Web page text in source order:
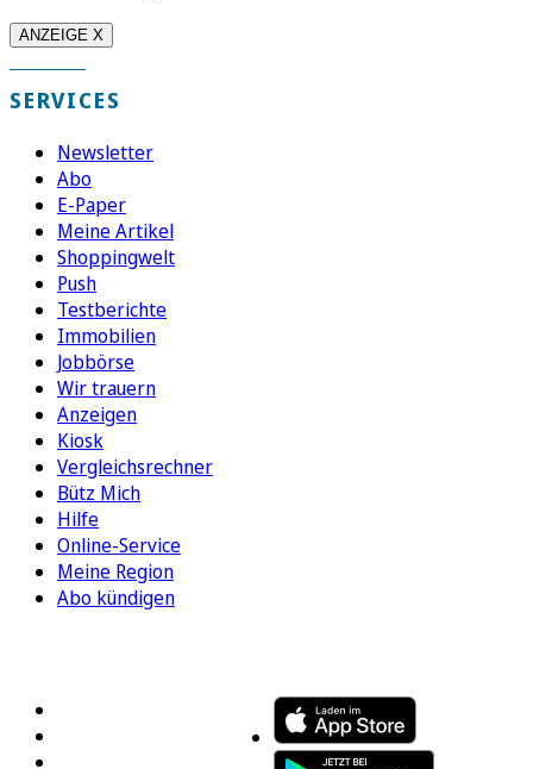
ANZEIGE X
SERVICES
Newsletter
Abo
E-Paper
Meine Artikel
Shoppingwelt
Push
Testberichte
Immobilien
Jobbörse
Wir trauern
Anzeigen
Kiosk
Vergleichsrechner
Bütz Mich
Hilfe
Online-Service
Meine Region
Abo kündigen